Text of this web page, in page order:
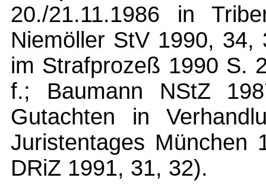
20./21.11.1986 in
Niemöller StV 1990, 34,
im Strafprozeß 1990 S.
f.; Baumann NStZ
Gutachten in
Juristentages
DRiZ 1991, 31, 32).